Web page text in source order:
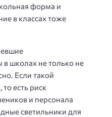
форма и
в классах тоже
школах не только не
Если такой
есть риск
и персонала
светильники для